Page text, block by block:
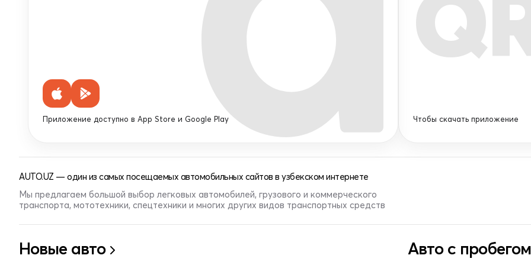
Приложение доступно в App Store и Google Play Чтобы скачать приложение
AUTO.UZ — один из самых посещаемых автомобильных сайтов в узбекском интернете
Мы предлагаем большой выбор легковых автомобилей, грузового и коммерческого
транспорта, мототехники, спецтехники и многих других видов транспортных средств
Новые авто Авто с пробегом